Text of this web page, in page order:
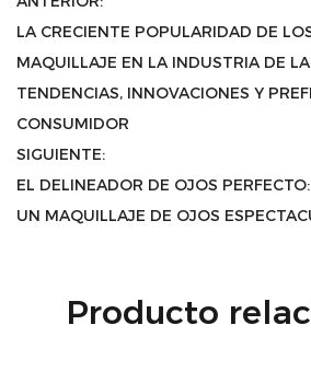
LA CRECIENTE POPULARIDAD DE
MAQUILLAJE EN LA INDUSTRIA DE
TENDENCIAS, INNOVACIONES Y
CONSUMIDOR
SIGUIENTE:
EL DELINEADOR DE OJOS
UN MAQUILLAJE DE OJOS
Producto